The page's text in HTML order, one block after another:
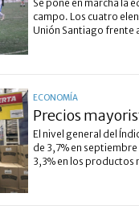
Se pone en marcha la
campo. Los cuatro
Unión Santiago frente
ECONOMÍA
Precios
El nivel general del
de 3,7% en
3,3% en los productos